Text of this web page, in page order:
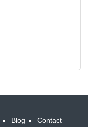
Blog Contact